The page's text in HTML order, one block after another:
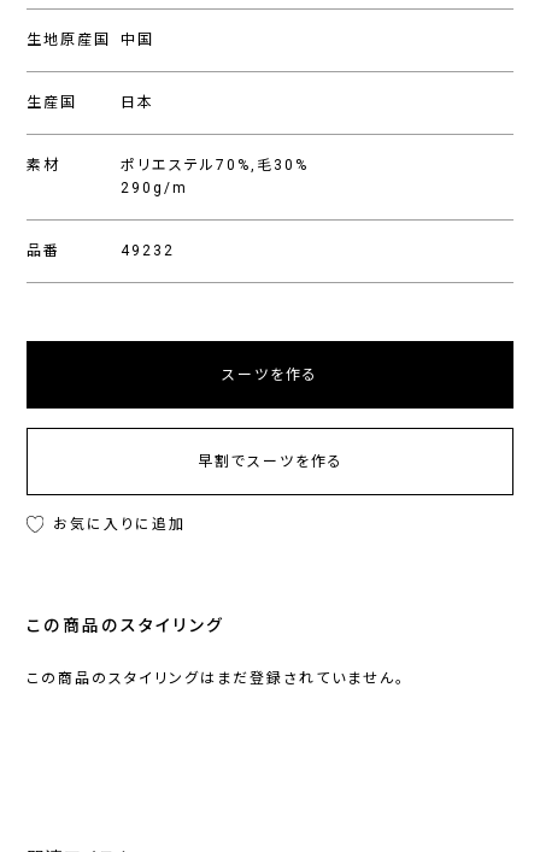
生地原産国 中国
生産国 日本
素材
ポリエステル70%,毛30%
290g/m
品番 49232
スーツを作る
早割でスーツを作る
お気に入りに追加
この商品のスタイリング
この商品のスタイリングはまだ登録されていません。